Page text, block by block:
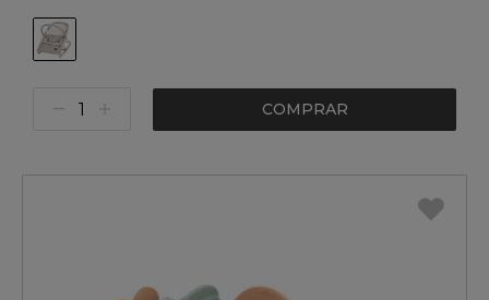
COMPRAR